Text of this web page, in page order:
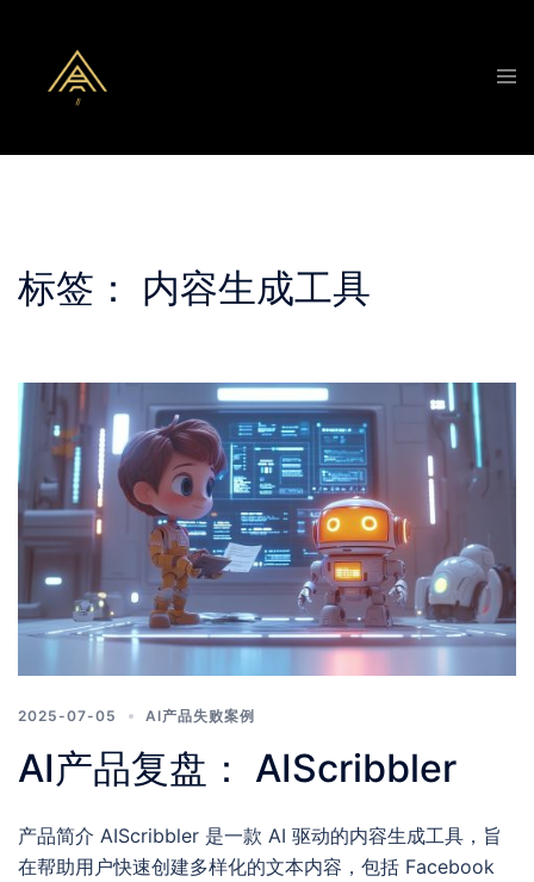
content
标签： 内容生成工具
2025-07-05 AI产品失败案例
AI产品复盘： AIScribbler
产品简介 AIScribbler 是一款 AI 驱动的内容生成工具，旨
在帮助用户快速创建多样化的文本内容，包括 Facebook